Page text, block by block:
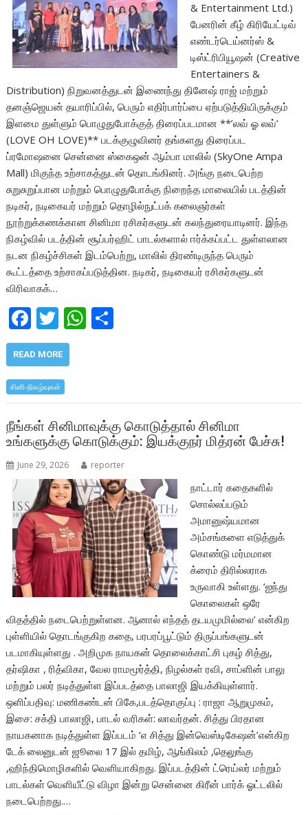
& Entertainment Ltd.)
பேனரின் கீழ் கிரியேட்டிவ்
எண்டர்டெய்னர்ஸ் &
டிஸ்ட்ரிபியூஷன் (Creative
Entertainers &
Distribution) நிறுவனத்துடன் இணைந்து தினேஷ் ராஜ் மற்றும்
தனஞ்ஜெயன் தயாரிப்பில், பெரும் எதிர்பார்ப்பை ஏற்படுத்தியிருக்கும்
இளமை துள்ளும் பொழுதுபோக்குத் திரைப்படமான **’லவ் ஓ லவ்’
(LOVE OH LOVE)** படக்குழுவினர் தங்களது திரைப்பட
ப்ரமோஷனை சென்னை ஸ்கைஒன் ஆம்பா மாலில் (SkyOne Ampa
Mall) மிகுந்த உற்சாகத்துடன் தொடங்கினர். அங்கு நடைபெற்ற
சுறுசுறுப்பான மற்றும் பொழுதுபோக்கு நிறைந்த மாலையில் படத்தின்
நடிகர், நடிகையர் மற்றும் தொழில்நுட்பக் கலைஞர்கள்
நூற்றுக்கணக்கான சினிமா ரசிகர்களுடன் கலந்துரையாடினர். இந்த
நிகழ்வில் படத்தின் சூப்பர்ஹிட் பாடல்களால் ஈர்க்கப்பட்ட துள்ளலான
நடன நிகழ்ச்சிகள் இடம்பெற்று, மாலில் திரண்டிருந்த பெரும்
கூட்டத்தை உற்சாகப்படுத்தின. நடிகர், நடிகையர் ரசிகர்களுடன்
விரிவாகக்…
F
ac
e
b
o
o
k
T
w
itt
er
W
h
A
p
p
READ MORE
சினி-நிகழ்வுகள்
நீங்கள் சினிமாவுக்கு கொடுத்தால் சினிமா
உங்களுக்கு கொடுக்கும்: இயக்குநர் மித்ரன் பேச்சு!
June 29, 2026 reporter
நாட்டார் கதைகளில்
சொல்லப்படும்
அமானுஷ்யமான
அம்சங்களை எடுத்துக்
கொண்டு மர்மமான
க்ரைம் திரில்லராக
உருவாகி உள்ளது. ‘ஐந்து
கொலைகள் ஒரே
விதத்தில் நடைபெற்றுள்ளன. ஆனால் எந்தத் தடயமுமில்லை’ என்கிற
புள்ளியில் தொடங்குகிற கதை, பரபரப்பூட்டும் திருப்பங்களுடன்
படமாகியுள்ளது . அறிமுக நாயகன் தொலைக்காட்சி புகழ் சித்து,
தர்ஷிகா , ரித்விகா, வேல ராமமூர்த்தி, நிழல்கள் ரவி, சாப்ளின் பாலு
மற்றும் பலர் நடித்துள்ள இப்படத்தை பாலாஜி இயக்கியுள்ளார்.
ஒளிப்பதிவு: மணிகண்டன் பிகே,படத்தொகுப்பு : ராஜா ஆறுமுகம்,
இசை: சக்தி பாலாஜி, பாடல் வரிகள்: லாவர்தன். சித்து பிரதான
நாயகனாக நடித்துள்ள இப்படம் ‘எ சித்து இன்வெஸ்டிகேஷன்’என்கிற
டேக் லைனுடன் ஜூலை 17 இல் தமிழ், ஆங்கிலம் ,தெலுங்கு
,ஹிந்திமொழிகளில் வெளியாகிறது. இப்படத்தின் ட்ரெய்லர் மற்றும்
பாடல்கள் வெளியீட்டு விழா இன்று சென்னை கிரீன் பார்க் ஓட்டலில்
நடைபெற்றது.…